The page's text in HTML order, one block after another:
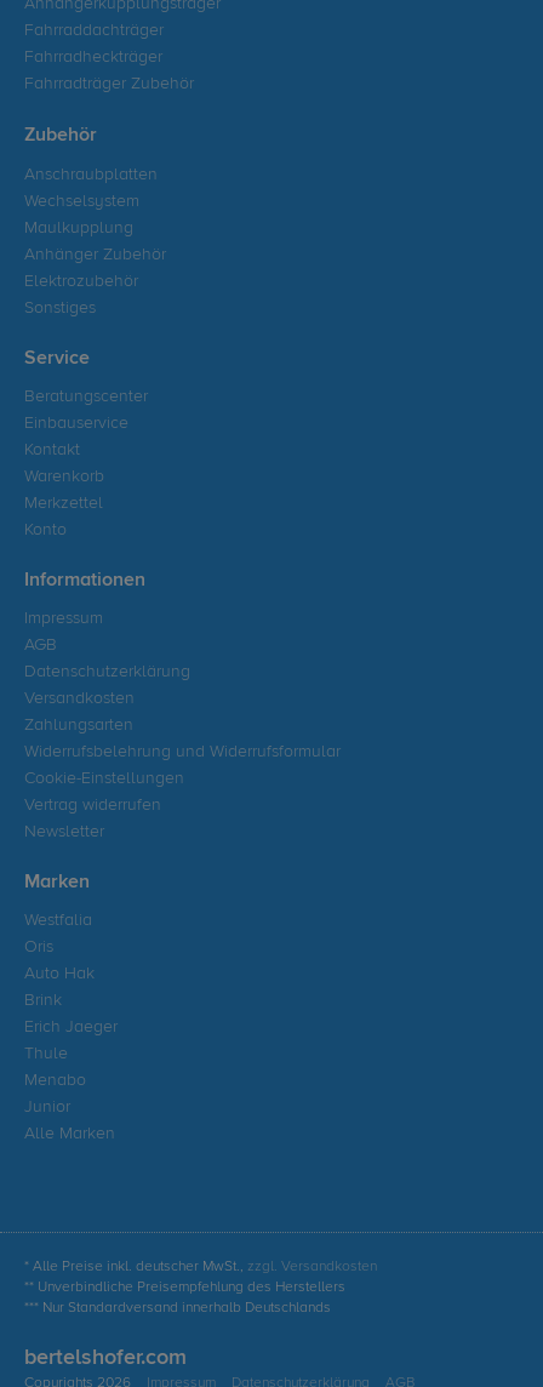
Anhängerkupplungsträger
Fahrraddachträger
Fahrradheckträger
Fahrradträger Zubehör
Zubehör
Anschraubplatten
Wechselsystem
Maulkupplung
Anhänger Zubehör
Elektrozubehör
Sonstiges
Service
Beratungscenter
Einbauservice
Kontakt
Warenkorb
Merkzettel
Konto
Informationen
Impressum
AGB
Datenschutzerklärung
Versandkosten
Zahlungsarten
Widerrufsbelehrung und Widerrufsformular
Cookie-Einstellungen
Vertrag widerrufen
Newsletter
Marken
Westfalia
Oris
Auto Hak
Brink
Erich Jaeger
Thule
Menabo
Junior
Alle Marken
* Alle Preise inkl. deutscher MwSt., zzgl. Versandkosten
** Unverbindliche Preisempfehlung des Herstellers
*** Nur Standardversand innerhalb Deutschlands
bertelshofer.com
Copyrights 2026 Impressum Datenschutzerklärung AGB